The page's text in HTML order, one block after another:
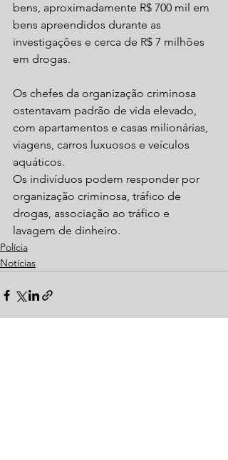
bens, aproximadamente R$ 700 mil em
bens apreendidos durante as
investigações e cerca de R$ 7 milhões
em drogas.
Os chefes da organização criminosa
ostentavam padrão de vida elevado,
com apartamentos e casas milionárias,
viagens, carros luxuosos e veículos
aquáticos.
Os indivíduos podem responder por
organização criminosa, tráfico de
drogas, associação ao tráfico e
lavagem de dinheiro.
Polícia
Notícias